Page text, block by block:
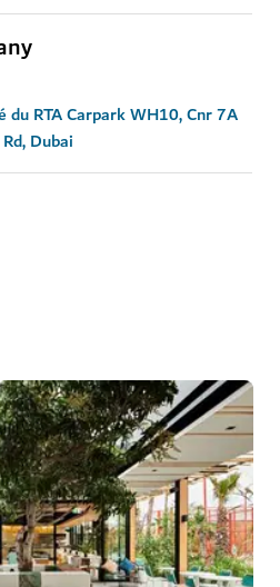
RTA Carpark WH10, Cnr 7A
Dubai